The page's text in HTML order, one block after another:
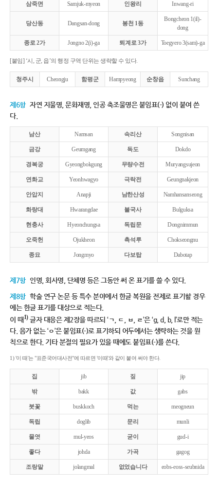
삼죽면 Samjuk-myeon 인왕리 Inwang-ri
당산동 Dangsan-dong 봉천 1동
Bongcheon 1(il)-
dong
종로 2가 Jongno 2(i)-ga 퇴계로 3가 Toegyero 3(sam)-ga
[붙임] ‘시, 군, 읍’의 행정 구역 단위는 생략할 수 있다.
청주시 Cheongju 함평군 Hampyeong 순창읍 Sunchang
제6항 자연 지물명, 문화재명, 인공 축조물명은 붙임표(-) 없이 붙여 쓴
다.
남산 Namsan 속리산 Songnisan
금강 Geumgang 독도 Dokdo
경복궁 Gyeongbokgung 무량수전 Muryangsujeon
연화교 Yeonhwagyo 극락전 Geungnakjeon
안압지 Anapji 남한산성 Namhansanseong
화랑대 Hwarangdae 불국사 Bulguksa
현충사 Hyeonchungsa 독립문 Dongnimmun
오죽헌 Ojukheon 촉석루 Chokseongnu
종묘 Jongmyo 다보탑 Dabotap
제7항 인명, 회사명, 단체명 등은 그동안 써 온 표기를 쓸 수 있다.
제8항 학술 연구 논문 등 특수 분야에서 한글 복원을 전제로 표기할 경우
에는 한글 표기를 대상으로 적는다.
이 때1)글자 대응은 제2장을 따르되 ‘ㄱ, ㄷ, ㅂ, ㄹ’은 ‘g, d, b, l’로만 적는
다. 음가 없는 ‘ㅇ’은 붙임표(-)로 표기하되 어두에서는 생략하는 것을 원
칙으로 한다. 기타 분절의 필요가 있을 때에도 붙임표(-)를 쓴다.
1) '이 때'는 "표준국어대사전"에 따르면 '이때'와 같이 붙여 써야 한다.
집 jib 짚 jip
밖 bakk 값 gabs
붓꽃 buskkoch 먹는 meogneun
독립 doglib 문리 munli
물엿 mul-yeos 굳이 gud-i
좋다 johda 가곡 gagog
조랑말 jolangmal 없었습니다 eobs-eoss-seubnida